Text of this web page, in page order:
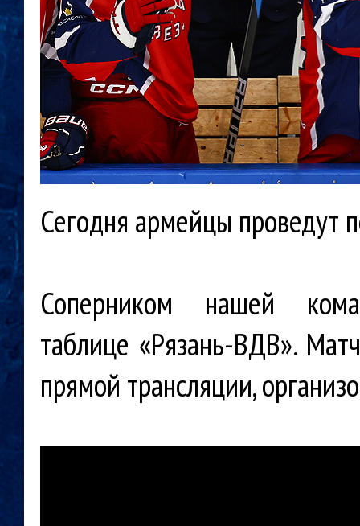
Сегодня армейцы
Соперником нашей
таблице «Рязань-ВДВ».
прямой трансляции,